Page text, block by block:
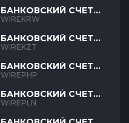
БАНКОВСКИЙ СЧЕТ
KRW
WIREKRW
БАНКОВСКИЙ СЧЕТ
KZT
WIREKZT
БАНКОВСКИЙ СЧЕТ
PHP
WIREPHP
БАНКОВСКИЙ СЧЕТ
PLN
WIREPLN